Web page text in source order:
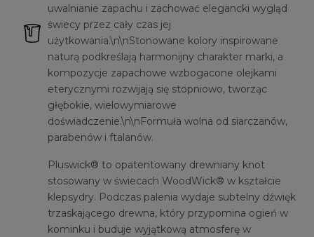
uwalnianie zapachu i zachować elegancki wygląd
świecy przez cały czas jej
użytkowania.\n\nStonowane kolory inspirowane
naturą podkreślają harmonijny charakter marki, a
kompozycje zapachowe wzbogacone olejkami
eterycznymi rozwijają się stopniowo, tworząc
głębokie, wielowymiarowe
doświadczenie.\n\nFormuła wolna od siarczanów,
parabenów i ftalanów.
Pluswick® to opatentowany drewniany knot
stosowany w świecach WoodWick® w kształcie
klepsydry. Podczas palenia wydaje subtelny dźwięk
trzaskającego drewna, który przypomina ogień w
kominku i buduje wyjątkową atmosferę w